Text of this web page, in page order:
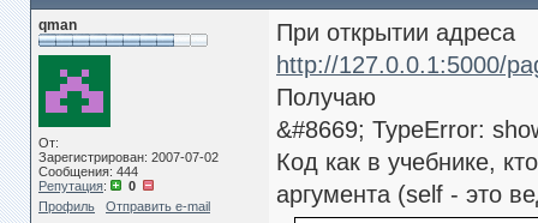
qman
От:
Зарегистрирован: 2007-07-02
Сообщения: 444
Репутация:
0
Профиль
Отправить e-mail
При открытии адреса
http://127.0.0.1:5000/
Получаю
&#8669; TypeError:
Код как в учебнике,
аргумента (self - это